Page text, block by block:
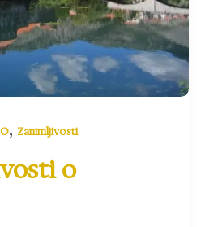
, Zanimljivosti
o